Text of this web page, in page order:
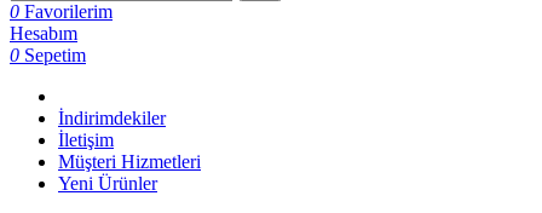
0 Favorilerim
Hesabım
0 Sepetim
İndirimdekiler
İletişim
Müşteri Hizmetleri
Yeni Ürünler